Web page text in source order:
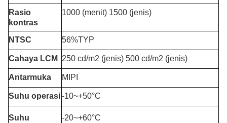
Rasio
kontras
1000 (menit) 1500 (jenis)
NTSC 56%TYP
Cahaya LCM 250 cd/m2 (jenis) 500 cd/m2 (jenis)
Antarmuka MIPI
Suhu operasi-10~+50°C
Suhu
-20~+60°C